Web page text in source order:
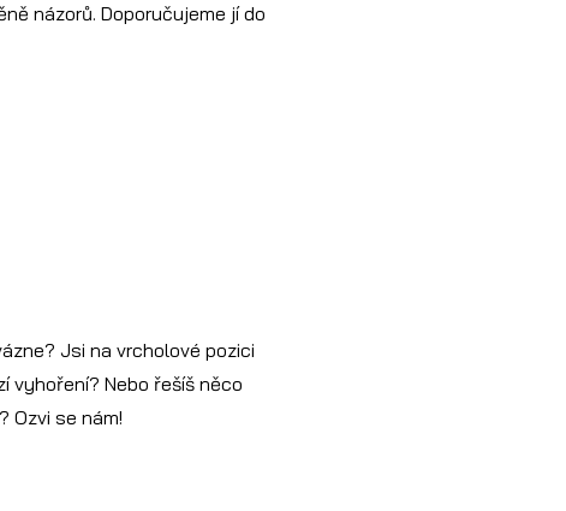
názorů. Doporučujeme jí do
Jsi na vrcholové pozici
vyhoření? Nebo řešíš něco
Ozvi se nám!